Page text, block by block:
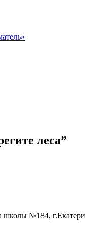
леса”
школы №184,